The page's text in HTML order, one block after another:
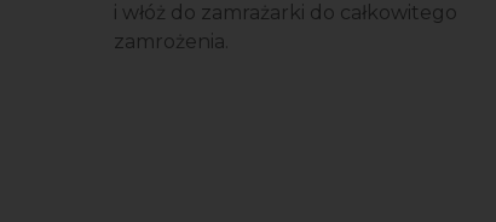
i włóż do zamrażarki do całkowitego
zamrożenia.